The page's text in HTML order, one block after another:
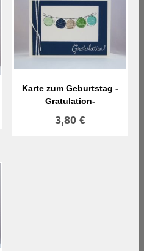
Karte zum Geburtstag -
Gratulation-
3,80 €